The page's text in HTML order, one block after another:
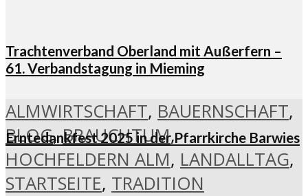
Trachtenverband Oberland mit Außerfern –
61. Verbandstagung in Mieming
Erntedankfest 2025 in der Pfarrkirche Barwies
ALMWIRTSCHAFT, BAUERNSCHAFT,
BLOG,BRAUCHTUM,
HOCHFELDERN ALM, LANDALLTAG,
STARTSEITE, TRADITION